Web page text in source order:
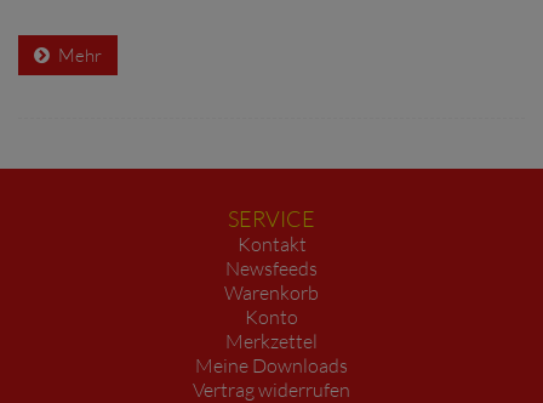
Mehr
SERVICE
Kontakt
Newsfeeds
Warenkorb
Konto
Merkzettel
Meine Downloads
Vertrag widerrufen